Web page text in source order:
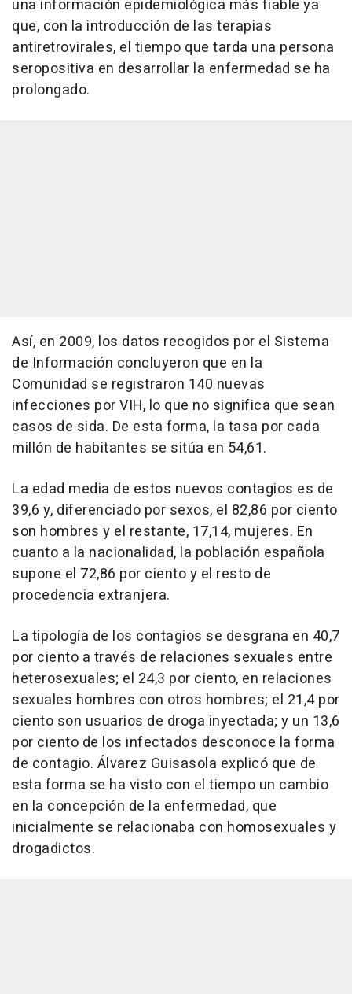
una información epidemiológica más fiable ya
que, con la introducción de las terapias
antiretrovirales, el tiempo que tarda una persona
seropositiva en desarrollar la enfermedad se ha
prolongado.
Así, en 2009, los datos recogidos por el Sistema
de Información concluyeron que en la
Comunidad se registraron 140 nuevas
infecciones por VIH, lo que no significa que sean
casos de sida. De esta forma, la tasa por cada
millón de habitantes se sitúa en 54,61.
La edad media de estos nuevos contagios es de
39,6 y, diferenciado por sexos, el 82,86 por ciento
son hombres y el restante, 17,14, mujeres. En
cuanto a la nacionalidad, la población española
supone el 72,86 por ciento y el resto de
procedencia extranjera.
La tipología de los contagios se desgrana en 40,7
por ciento a través de relaciones sexuales entre
heterosexuales; el 24,3 por ciento, en relaciones
sexuales hombres con otros hombres; el 21,4 por
ciento son usuarios de droga inyectada; y un 13,6
por ciento de los infectados desconoce la forma
de contagio. Álvarez Guisasola explicó que de
esta forma se ha visto con el tiempo un cambio
en la concepción de la enfermedad, que
inicialmente se relacionaba con homosexuales y
drogadictos.